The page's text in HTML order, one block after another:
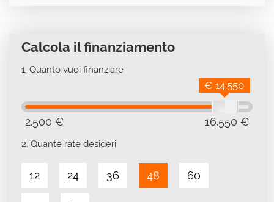
Calcola il finanziamento
1. Quanto vuoi finanziare
2.500 € 16.550 €
€ 14.550
2. Quante rate desideri
12 24 36 48 60